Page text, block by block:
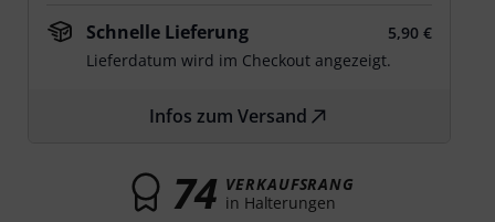
Schnelle Lieferung
5,90 €
Lieferdatum wird im Checkout angezeigt.
Infos zum Versand
74 VERKAUFSRANG
in Halterungen